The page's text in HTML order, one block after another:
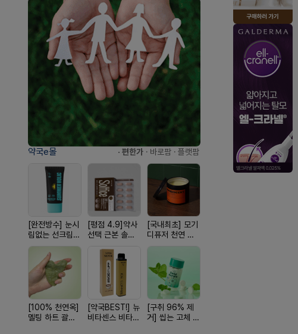
약국e몰 · 편한가 · 바로팜 · 플랫팜
[완전방수] 눈시
림없는 선크림
(SPF50+)
[평점 4.9]약사
선택 근본 솔루
[국내최초] 모기
디퓨저 천연 계
피 모키센트 디
[100% 천연옥]
멜팅 하트 괄사
[약국BEST!] 뉴
비타센스 비타민
[구취 96% 제
거] 씹는 고체 가